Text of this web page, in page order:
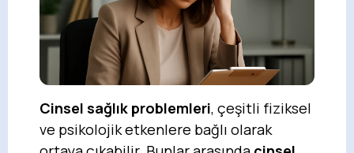
Cinsel sağlık problemleri, çeşitli fiziksel
ve psikolojik etkenlere bağlı olarak